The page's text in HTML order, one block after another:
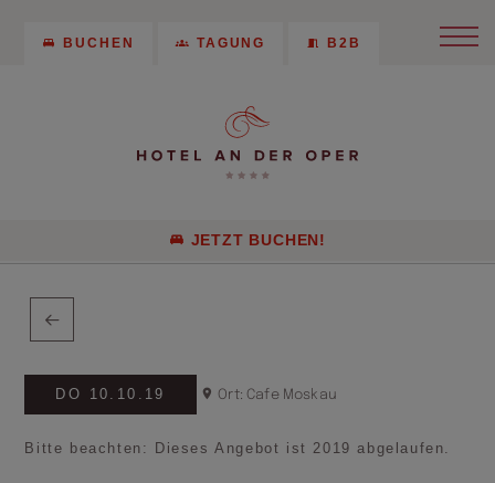
BUCHEN TAGUNG B2B
JETZT BUCHEN!
DO 10.10.19 Ort: Cafe Moskau
Bitte beachten: Dieses Angebot ist 2019 abgelaufen.